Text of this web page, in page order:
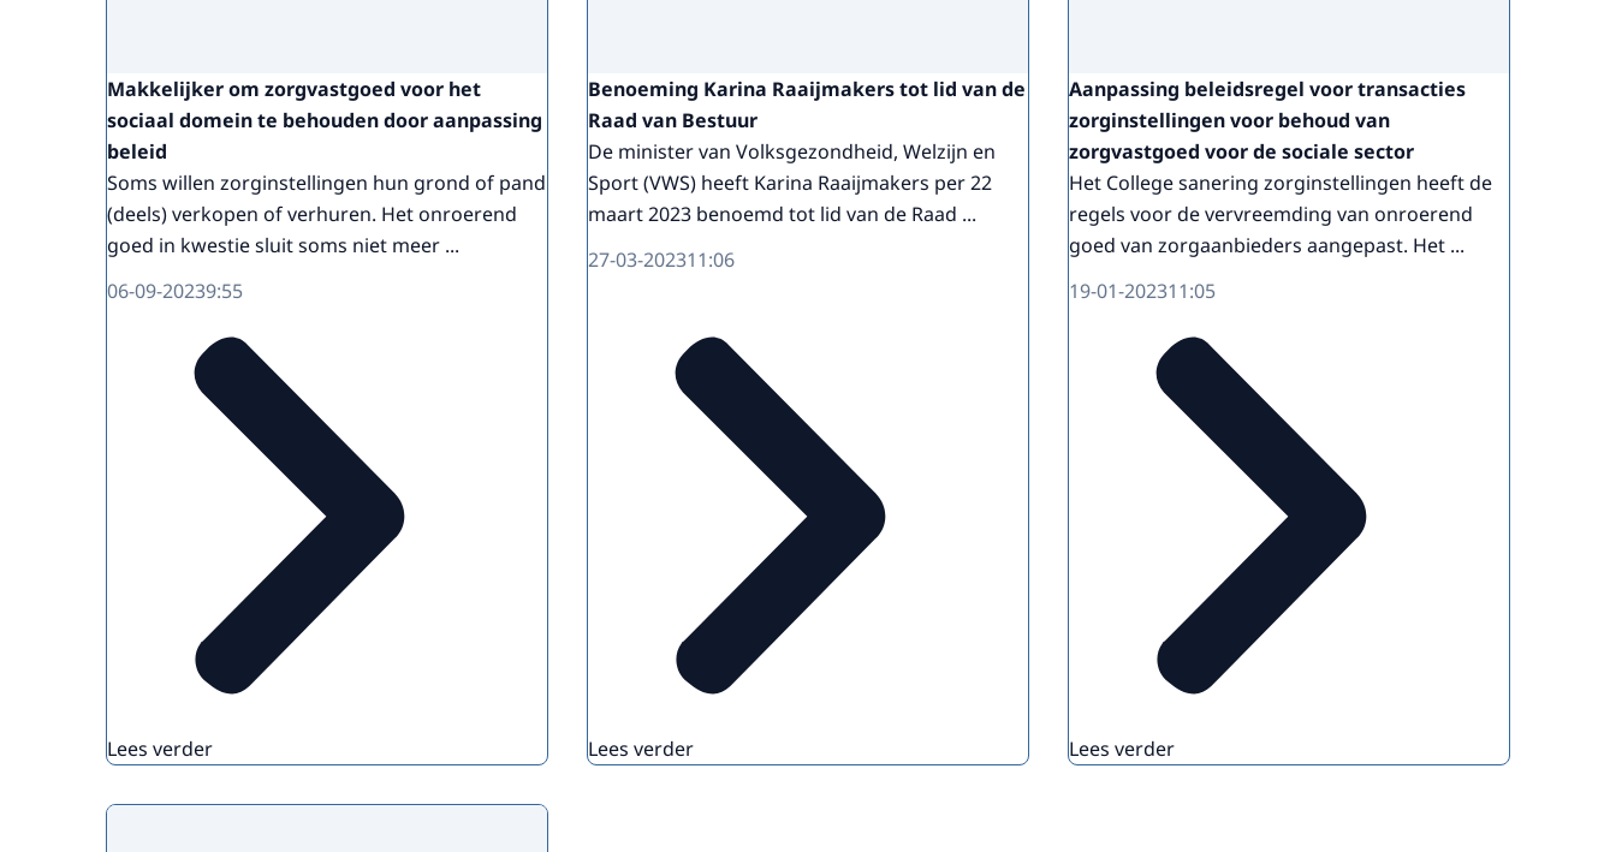
Makkelijker om zorgvastgoed voor het
sociaal domein te behouden door aanpassing
beleid
Soms willen zorginstellingen hun grond of pand
(deels) verkopen of verhuren. Het onroerend
goed in kwestie sluit soms niet meer ...
06-09-20239:55
Lees verder
Benoeming Karina Raaijmakers tot lid van de
Raad van Bestuur
De minister van Volksgezondheid, Welzijn en
Sport (VWS) heeft Karina Raaijmakers per 22
maart 2023 benoemd tot lid van de Raad ...
27-03-202311:06
Lees verder
Aanpassing beleidsregel voor transacties
zorginstellingen voor behoud van
zorgvastgoed voor de sociale sector
Het College sanering zorginstellingen heeft de
regels voor de vervreemding van onroerend
goed van zorgaanbieders aangepast. Het ...
19-01-202311:05
Lees verder